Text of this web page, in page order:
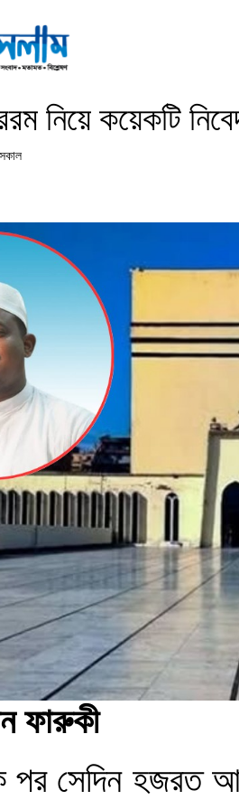
নিয়ে কয়েকটি
ফারুকী
পর সেদিন হজরত